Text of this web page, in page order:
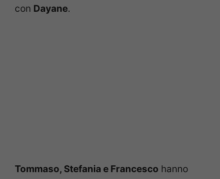
con Dayane.
Tommaso, Stefania e Francesco hanno